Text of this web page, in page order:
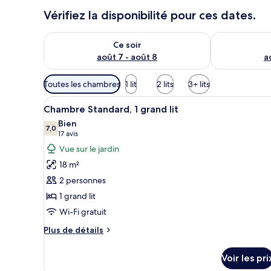
Vérifiez la disponibilité pour ces dates.
Ce soir
août 7 - août 8
Vérifier la disponibilité pour ce soir août 7 - août 8
Vérifier la
Filtres
disponibles
pour
les
chambres
Toutes les chambres 1 lit 2 lits 3+ lits
Afficher
toutes
les
photos
pour
ce
type
de
chambre :
Chambre
Une chambre à coucher
17
Chambre Standard, 1 grand lit
7,07,0 sur 10
Bien
17 avis
(17 avis)
Vue sur le jardin
18 m²
2 personnes
1 grand lit
Wi-Fi gratuit
Plus de détails
Plus
Voir les